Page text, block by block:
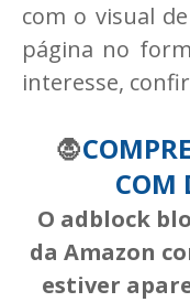
com o visual
página no
interesse,
🧛
COM
O adblock
da Amazon
estiver